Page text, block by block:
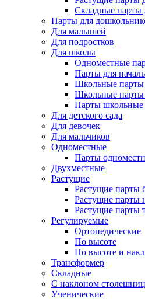
Складные парты
Парты для
Для малышей
Для подростков
Для школы
Одноместные
Парты для
Школьные парты
Школьные парты
Парты школьные
Для детского сада
Для девочек
Для мальчиков
Одноместные
Парты
Двухместные
Растущие
Растущие парты
Растущие парты
Растущие парты
Регулируемые
Ортопедические
По высоте
По высоте и
Трансформер
Складные
С наклоном
Ученические